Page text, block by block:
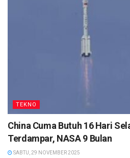
TEKNO
China Cuma Butuh 16 Hari
Terdampar, NASA 9 Bulan
SABTU, 29 NOVEMBER 2025